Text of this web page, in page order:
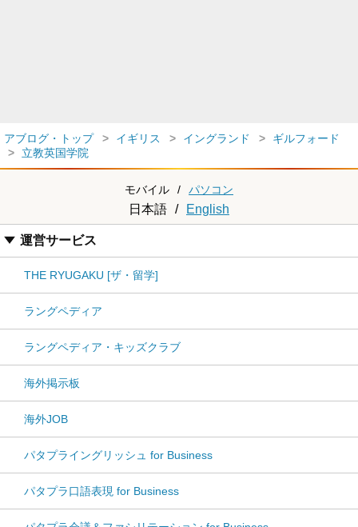
アブログ・トップ イギリス イングランド
ギルフォード
立教英国学院
モバイル / パソコン
日本語 / English
運営サービス
THE RYUGAKU [ザ・留学]
ラングペディア
ラングペディア・キッズクラブ
海外掲示板
海外JOB
パタプライングリッシュ for Business
パタプラ口語表現 for Business